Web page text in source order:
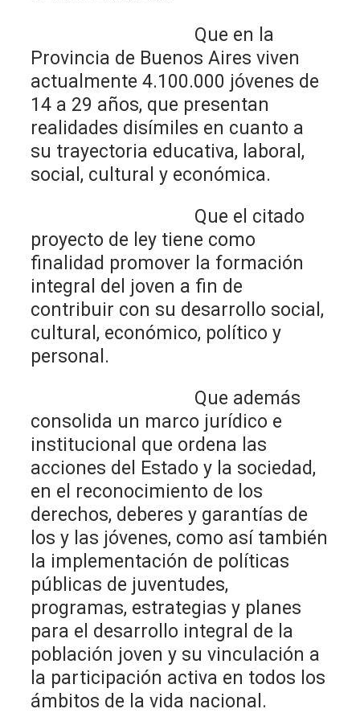
Que en la
Provincia de Buenos Aires viven
actualmente 4.100.000 jóvenes de
14 a 29 años, que presentan
realidades disímiles en cuanto a
su trayectoria educativa, laboral,
social, cultural y económica.
Que el citado
proyecto de ley tiene como
finalidad promover la formación
integral del joven a fin de
contribuir con su desarrollo social,
cultural, económico, político y
personal.
Que además
consolida un marco jurídico e
institucional que ordena las
acciones del Estado y la sociedad,
en el reconocimiento de los
derechos, deberes y garantías de
los y las jóvenes, como así también
la implementación de políticas
públicas de juventudes,
programas, estrategias y planes
para el desarrollo integral de la
población joven y su vinculación a
la participación activa en todos los
ámbitos de la vida nacional.